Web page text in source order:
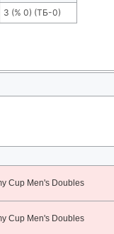
3 (% 0) (ТБ-0)
Cup Men's Doubles
Cup Men's Doubles